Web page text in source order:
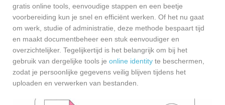
gratis online tools, eenvoudige stappen en een beetje
voorbereiding kun je snel en efficiënt werken. Of het nu gaat
om werk, studie of administratie, deze methode bespaart tijd
en maakt documentbeheer een stuk eenvoudiger en
overzichtelijker. Tegelijkertijd is het belangrijk om bij het
gebruik van dergelijke tools je online identity te beschermen,
zodat je persoonlijke gegevens veilig blijven tijdens het
uploaden en verwerken van bestanden.